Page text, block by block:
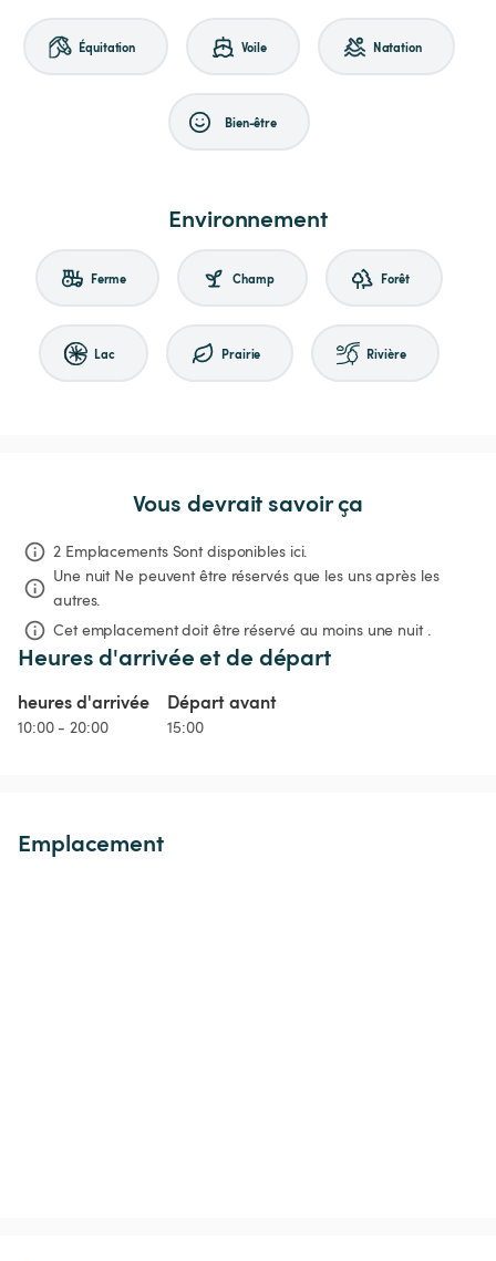
Équitation Voile Natation
Bien-être
Environnement
Ferme Champ Forêt
Lac Prairie Rivière
Vous devrait savoir ça
2 Emplacements Sont disponibles ici.
Une nuit Ne peuvent être réservés que les uns après les
autres.
Cet emplacement doit être réservé au moins une nuit .
Heures d'arrivée et de départ
heures d'arrivée
10:00 - 20:00
Départ avant
15:00
Emplacement